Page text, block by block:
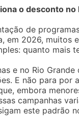
o desconto
de
em 2026, muitos
quanto mais
e no Rio
E não para por
embora
campanhas
este padrão